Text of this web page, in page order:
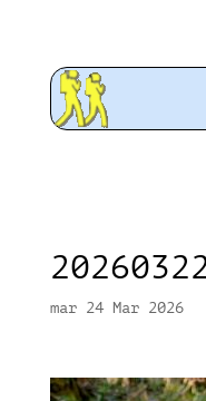
mar 24 Mar 2026